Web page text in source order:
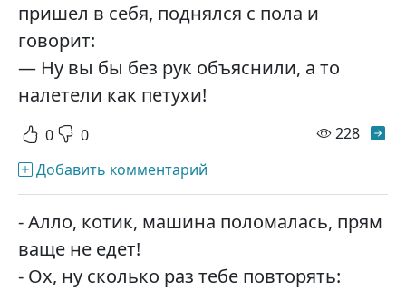
пришел в себя, поднялся с пола и
говорит:
— Ну вы бы без рук объяснили, а то
налетели как петухи!
0 0 228
Добавить комментарий
- Алло, котик, машина поломалась, прям
ваще не едет!
- Ох, ну сколько раз тебе повторять: